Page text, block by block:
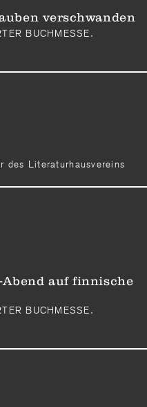
verschwanden
BUCHMESSE.
des Literaturhausvereins
Abend auf finnische
BUCHMESSE.